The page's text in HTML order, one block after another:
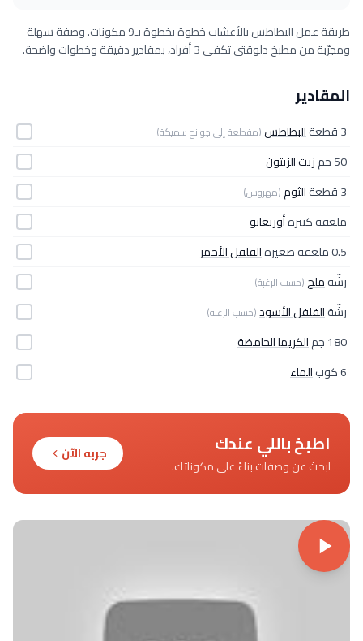
طريقة عمل البطاطس بالأعشاب خطوة بخطوة بـ9 مكونات. وصفة سهلة
ومجرّبة من مطبخ دلوقتي تكفي 3 أفراد، بمقادير دقيقة وخطوات واضحة.
المقادير
3 قطعة البطاطس(مقطعة إلى جوانح سميكة)
50 جم
زيت الزيتون
3 قطعة
الثوم(مهروس)
ملعقة كبيرةأوريغانو
0.5 ملعقة صغيرة
الفلفل الأحمر
رشّةملح(حسب الرغبة)
رشّةالفلفل الأسود(حسب الرغبة)
180 جم
الكريما الحامضة
6 كوب
الماء
اطبخ باللي عندك
ابحث عن وصفات بناءً على مكوناتك.
جربه الآن